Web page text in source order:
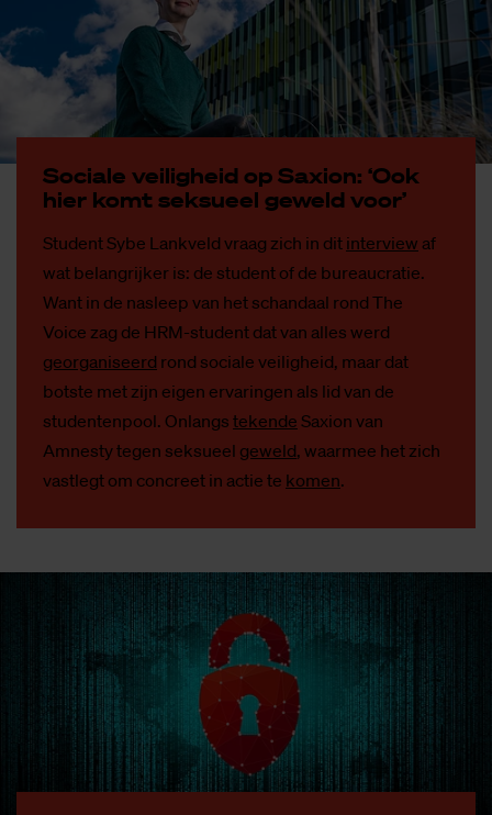
So­ci­a­le vei­lig­heid op Saxi­on: ‘Ook
hier komt sek­su­eel ge­weld voor’
Student Sybe Lankveld vraag zich in dit interview af
wat belangrijker is: de student of de bureaucratie.
Want in de nasleep van het schandaal rond The
Voice zag de HRM-student dat van alles werd
georganiseerd rond sociale veiligheid, maar dat
botste met zijn eigen ervaringen als lid van de
studentenpool. Onlangs tekende Saxion van
Amnesty tegen seksueel geweld, waarmee het zich
vastlegt om concreet in actie te komen.